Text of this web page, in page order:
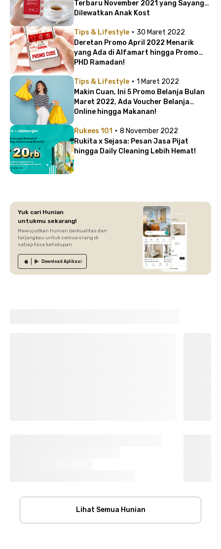
Terbaru November 2021 yang Sayang
Dilewatkan Anak Kost
Tips & Lifestyle · 30 Maret 2022
Deretan Promo April 2022 Menarik
yang Ada di Alfamart hingga Promo
PHD Ramadan!
Tips & Lifestyle · 1 Maret 2022
Makin Cuan, Ini 5 Promo Belanja Bulan
Maret 2022, Ada Voucher Belanja
Online hingga Makanan!
Rukees 101 · 8 November 2022
Rukita x Sejasa: Pesan Jasa Pijat
hingga Daily Cleaning Lebih Hemat!
Yuk cari Hunian
untukmu sekarang!
Mewujudkan hunian berkualitas dan
terjangkau untuk semua orang di
setiap fase kehidupan.
Download Aplikasi
Lihat Semua Hunian